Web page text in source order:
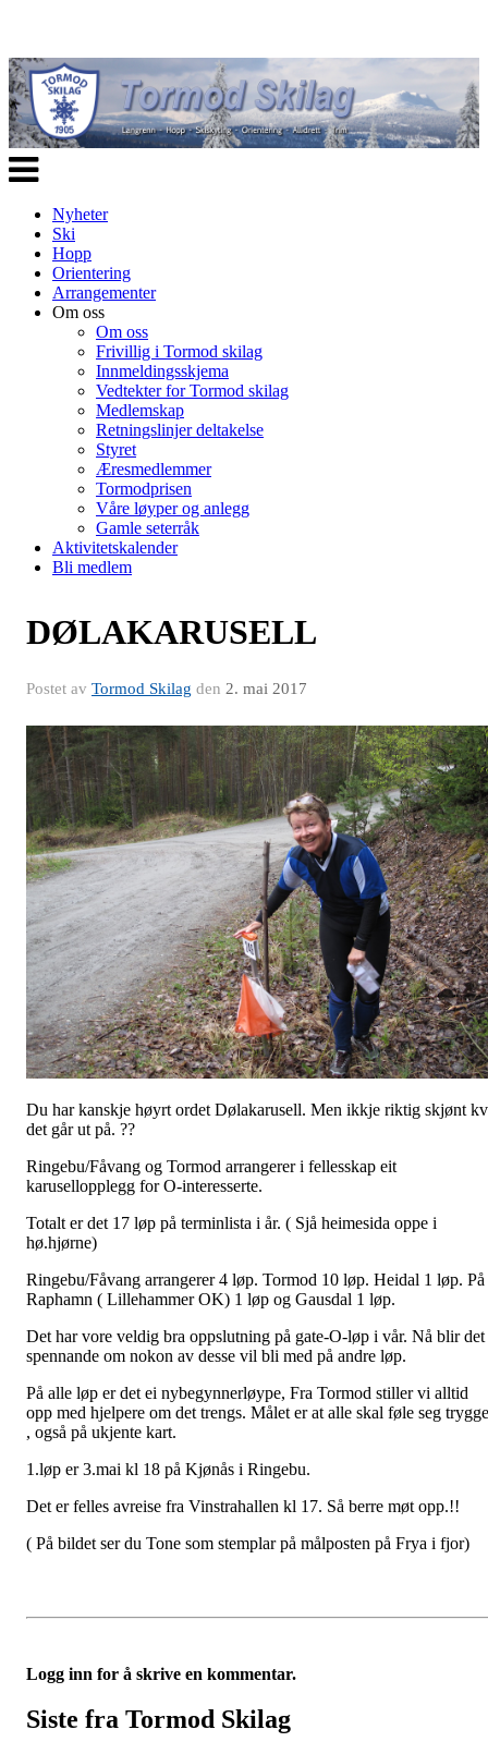
Veksle
navigasjon
Nyheter
Ski
Hopp
Orientering
Arrangementer
Om oss
Om oss
Frivillig i Tormod skilag
Innmeldingsskjema
Vedtekter for Tormod skilag
Medlemskap
Retningslinjer deltakelse
Styret
Æresmedlemmer
Tormodprisen
Våre løyper og anlegg
Gamle seterråk
Aktivitetskalender
Bli medlem
DØLAKARUSELL
Postet av Tormod Skilag den 2. mai 2017
Du har kanskje høyrt ordet Dølakarusell. Men ikkje riktig skjønt
det går ut på. ??
Ringebu/Fåvang og Tormod arrangerer i fellesskap eit
karusellopplegg for O-interesserte.
Totalt er det 17 løp på terminlista i år. ( Sjå heimesida oppe i
hø.hjørne)
Ringebu/Fåvang arrangerer 4 løp. Tormod 10 løp. Heidal 1 løp. På
Raphamn ( Lillehammer OK) 1 løp og Gausdal 1 løp.
Det har vore veldig bra oppslutning på gate-O-løp i vår. Nå blir det
spennande om nokon av desse vil bli med på andre løp.
På alle løp er det ei nybegynnerløype, Fra Tormod stiller vi alltid
opp med hjelpere om det trengs. Målet er at alle skal føle seg trygge
, også på ukjente kart.
1.løp er 3.mai kl 18 på Kjønås i Ringebu.
Det er felles avreise fra Vinstrahallen kl 17. Så berre møt opp.!!
( På bildet ser du Tone som stemplar på målposten på Frya i fjor)
Logg inn for å skrive en kommentar.
Siste fra Tormod Skilag